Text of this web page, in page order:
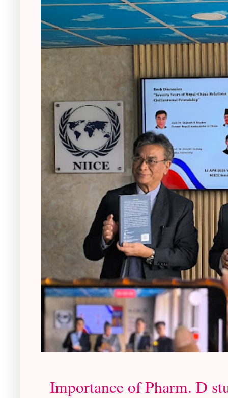
Importance of Pharm. D